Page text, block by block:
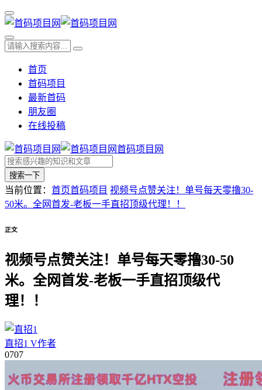
首页
首码项目
最新首码
朋友圈
在线投稿
首码项目网
搜索一下
当前位置： 首页首码项目 视频号点赞关注！单号每天零撸30-
50米。全网首发-老板一手直招顶级代理！！
正文
视频号点赞关注！单号每天零撸30-50
米。全网首发-老板一手直招顶级代
理！！
直招1 V作者
0707